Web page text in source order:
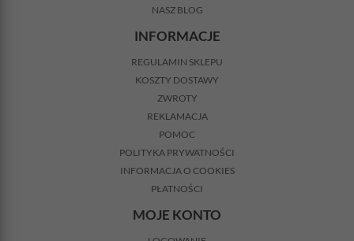
NASZ BLOG
INFORMACJE
REGULAMIN SKLEPU
KOSZTY DOSTAWY
ZWROTY
REKLAMACJA
POMOC
POLITYKA PRYWATNOŚCI
INFORMACJA O COOKIES
PŁATNOŚCI
MOJE KONTO